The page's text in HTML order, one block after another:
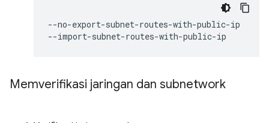
--no-export-subnet-routes-with-public-ip
Memverifikasi jaringan dan subnetwork